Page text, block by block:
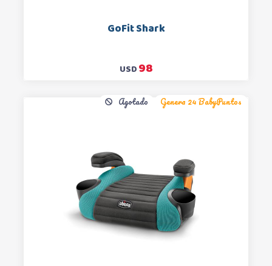
GoFit Shark
USD98
Agotado Genera 24 BabyPuntos